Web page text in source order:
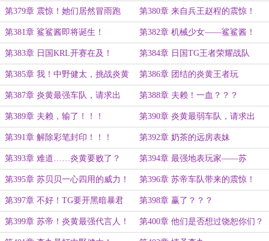
心理！
第379章 震惊！她们居然冒雨跑
步！
第380章 来自兵王赵程的震惊！
第381章 鲨鲨酱即将诞生！ 第382章 机械少女——鲨鲨酱！
第383章 日国KRL开赛在及！ 第384章 日国TG王者荣耀战队
第385章 我！中野健太，挑战炎黄
所有王者民间玩家！！！
第386章 团结的炎黄王者玩
家！！！
第387章 炎黄最强车队，请求出
战！！！
第388章 夫赖！一血？？？
第389章 夫赖，输了！！！ 第390章 炎黄最弱车队，请求出
战！！！
第391章 解除彩笔封印！！！ 第392章 奶茶的远房表妹
第393章 难道……炎黄要败了？ 第394章 最强地表玩家——苏
帝！！！
第395章 苏贝贝一心四用的威力！ 第396章 苏帝车队带来的震惊！
第397章 不好！TG要开黑暗暴君
了！
第398章 赢了？？？
第399章 苏帝！炎黄最强代言人！ 第400章 他们是否想过饶恕你们？